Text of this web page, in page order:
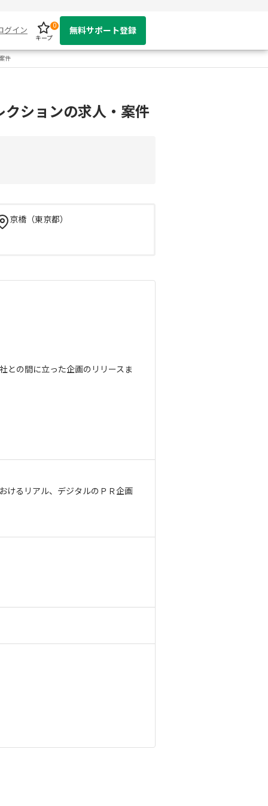
グイン
キープ
0
無料サポート登録
件
ションの求人・案件
京橋（東京都）
の間に立った企画のリリースま
けるリアル、デジタルのＰＲ企画